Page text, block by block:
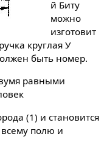
й Биту
можно
изготовит
круглая У
быть номер.
равными
(1) и становится
полю и